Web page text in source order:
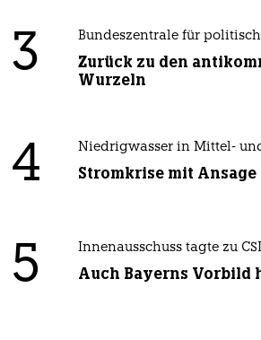
3 Bundeszentrale für
Zurück zu den
Wurzeln
4 Niedrigwasser in Mittel-
Stromkrise mit Ansage
5 Innenausschuss tagte zu
Auch Bayerns